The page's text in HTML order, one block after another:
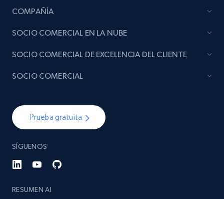
COMPAÑÍA
Prueba gratuita
SÍGUENOS
RESUMEN AI
SOCIO COMERCIAL EN LA NUBE
SOCIO COMERCIAL DE EXCELENCIA DEL CLIENTE
SOCIO COMERCIAL